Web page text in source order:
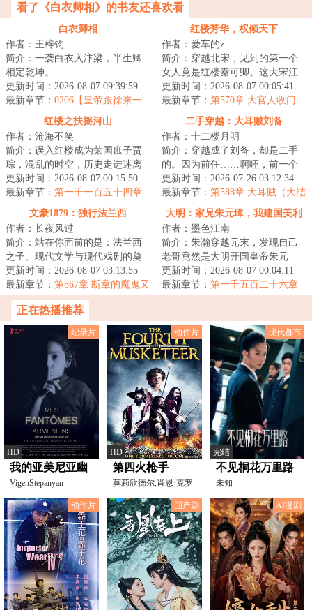
看了《白衣卿相》的书友还喜欢看
白衣卿相
作者：王梓钧
简介：一袭白衣入汴梁，半生卿
相定乾坤。...
更新时间：2026-08-07 09:39:59
最新章节： 0206【皇帝跟徐来一
起玩骚操作】
红楼芳华，权倾天下
作者：爱车的z
简介：穿越北宋，见到的第一个
女人竟是红楼秦可卿。这大宋江
山，亦如红楼将倾我堂堂清河县
一霸，仗着一手...
更新时间：2026-08-07 00:05:41
最新章节： 第570章 大官人收门
生，贾母的算计
红楼之扶摇河山
作者：沧海不笑
简介：误入红楼成为荣国庶子贾
琮，混乱的时空，历史走进迷离
支路，无数彪炳史册的英士人
杰，湮没在时光的...
更新时间：2026-08-07 00:15:50
最新章节： 第一千一百五十四章
秘牍隐春深
二手穿越：大耳贼刘备
作者：十二楼月明
简介：穿越成了刘备，却是二手
的。因为前任……啊呸，前一个
穿越者也是穿越到刘备身上。前
任嗝屁了，我接...
更新时间：2026-07-26 03:12:34
最新章节： 第588章 大耳贼（大结
局）
文豪1879：独行法兰西
作者：长夜风过
简介：站在你面前的是：法兰西
之子、现代文学与现代戏剧的奠
基者、法兰西人文学院终生荣誉
院长、英国皇家...
更新时间：2026-08-07 03:13:55
最新章节： 第867章 断章的魔鬼又
回来了！
大明：家兄朱元璋，我建国美利
作者：墨色江南
简介：朱瀚穿越元末，发现自己
老哥竟然是大明开国皇帝朱元
璋，开局一个碗，创造大明朝的
天命主角！不过貌...
更新时间：2026-08-07 00:04:11
最新章节： 第一千五百二十六章
正在热播推荐
纪录片
HD
我的亚美尼亚幽
灵
VigenStepanyan
动作片
HD
第四火枪手
莫莉欣德尔,肖恩·克罗
宁,阿德·丁伯林
现代都市
完结
不见桐花万里路
未知
动作片 国产剧 AI漫剧